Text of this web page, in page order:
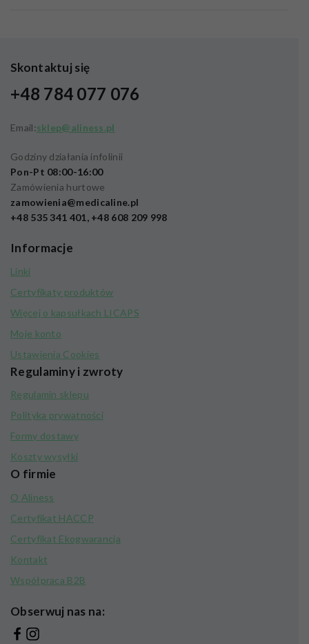
Skontaktuj się
+48 784 077 076
Email:sklep@aliness.pl
Godziny działania infolinii
Pon-Pt 08:00-16:00
Zamówienia hurtowe
zamowienia@medicaline.pl
+48 535 341 401, +48 608 209 998
Informacje
Linki
Certyfikaty produktów
Więcej o kapsułkach LICAPS
Moje konto
Ustawienia Cookies
Regulaminy i zwroty
Regulamin sklepu
Polityka prywatności
Formy dostawy
Koszty wysyłki
O firmie
O Aliness
Certyfikat HACCP
Certyfikat Ekogwarancja
Kontakt
Współpraca B2B
Obserwuj nas na: